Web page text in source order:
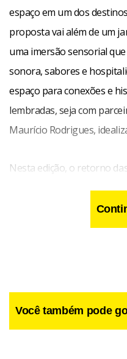
espaço em um dos
proposta vai além de um
uma imersão sensorial
sonora, sabores e
espaço para conexões e
lembradas, seja com
Maurício Rodrigues,
Nesta edição, o retorno
reforça o clima intimista e
aposta em elementos
conceitos de biofilia e
Você também pode